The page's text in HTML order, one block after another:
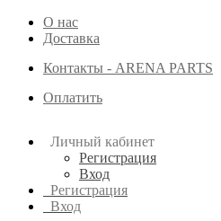
О нас
Доставка
Контакты - ARENA PARTS
Оплатить
Личный кабинет
Регистрация
Вход
Регистрация
Вход